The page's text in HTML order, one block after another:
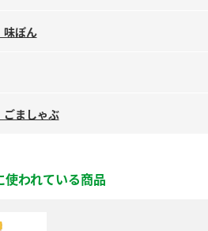
ぽん
ましゃぶ
使われている商品